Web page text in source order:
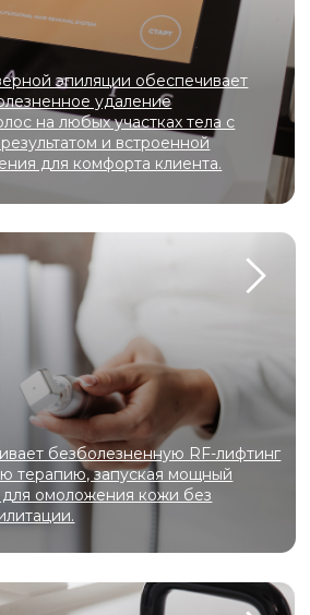
оборудованные
цены
и акции для
опытом